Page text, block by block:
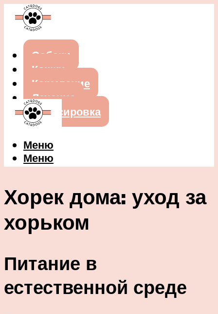
Собаки
Кошки
Кормление
Лечение
Дрессировка
Меню
Меню
Хорек дома: уход за
хорьком
Питание в
естественной среде